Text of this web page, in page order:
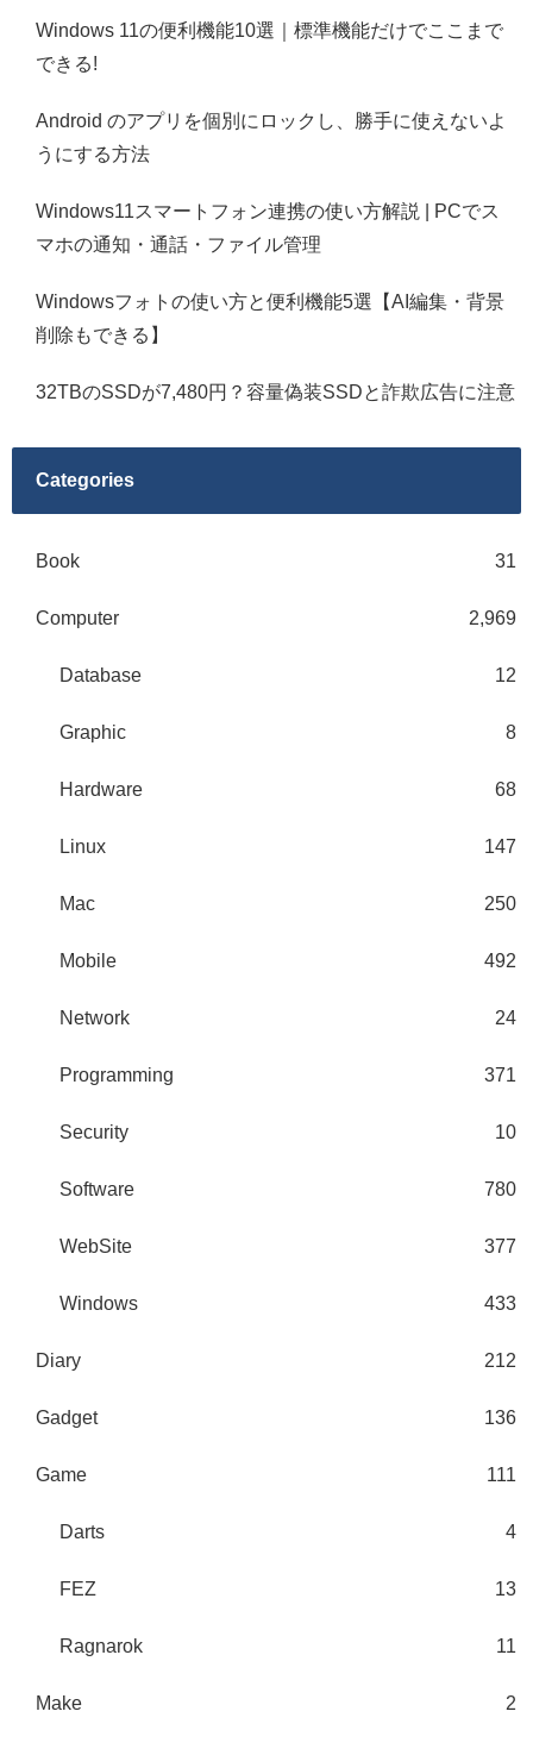
Windows 11の便利機能10選｜標準機能だけでここまで
できる!
Android のアプリを個別にロックし、勝手に使えないよ
うにする方法
Windows11スマートフォン連携の使い方解説 | PCでス
マホの通知・通話・ファイル管理
Windowsフォトの使い方と便利機能5選【AI編集・背景
削除もできる】
32TBのSSDが7,480円？容量偽装SSDと詐欺広告に注意
Categories
Book 31
Computer 2,969
Database 12
Graphic 8
Hardware 68
Linux 147
Mac 250
Mobile 492
Network 24
Programming 371
Security 10
Software 780
WebSite 377
Windows 433
Diary 212
Gadget 136
Game 111
Darts 4
FEZ 13
Ragnarok 11
Make 2